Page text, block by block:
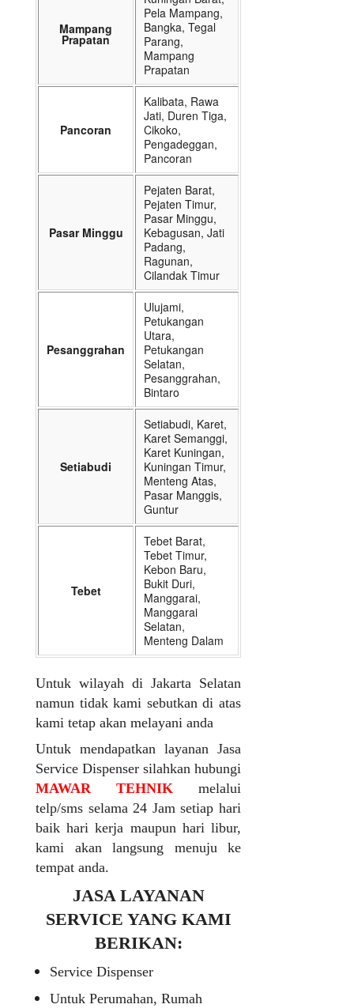
Mampang
Prapatan
Pela Mampang,
Bangka, Tegal
Parang,
Mampang
Prapatan
Pancoran
Kalibata, Rawa
Jati, Duren Tiga,
Cikoko,
Pengadeggan,
Pancoran
Pasar Minggu
Pejaten Barat,
Pejaten Timur,
Pasar Minggu,
Kebagusan, Jati
Padang,
Ragunan,
Cilandak Timur
Pesanggrahan
Ulujami,
Petukangan
Utara,
Petukangan
Selatan,
Pesanggrahan,
Bintaro
Setiabudi
Setiabudi, Karet,
Karet Semanggi,
Karet Kuningan,
Kuningan Timur,
Menteng Atas,
Pasar Manggis,
Guntur
Tebet
Tebet Barat,
Tebet Timur,
Kebon Baru,
Bukit Duri,
Manggarai,
Manggarai
Selatan,
Menteng Dalam
Untuk wilayah di Jakarta Selatan
namun tidak kami sebutkan di atas
kami tetap akan melayani anda
Untuk mendapatkan layanan Jasa
Service Dispenser silahkan hubungi
MAWAR TEHNIK melalui
telp/sms selama 24 Jam setiap hari
baik hari kerja maupun hari libur,
kami akan langsung menuju ke
tempat anda.
JASA LAYANAN
SERVICE YANG KAMI
BERIKAN:
Service Dispenser
Untuk Perumahan, Rumah